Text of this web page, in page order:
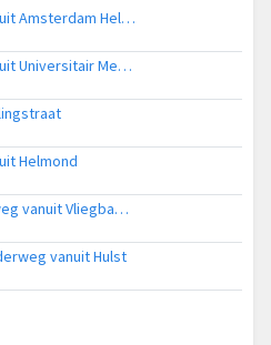
Lifeliner 1 onderweg vanuit Amsterdam Heliport
Lifeliner 4 onderweg vanuit Universitair Medisch Centrum Groningen
Helmond
Politiehelikopter onderweg vanuit Vliegbasis Volkel
vanuit Hulst